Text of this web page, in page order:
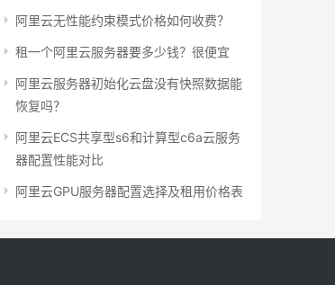
阿里云无性能约束模式价格如何收费？
租一个阿里云服务器要多少钱？很便宜
阿里云服务器初始化云盘没有快照数据能
恢复吗？
阿里云ECS共享型s6和计算型c6a云服务
器配置性能对比
阿里云GPU服务器配置选择及租用价格表